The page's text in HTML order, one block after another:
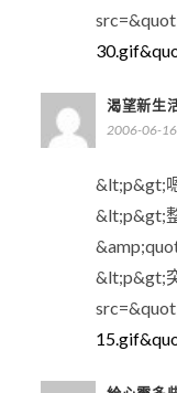
渴望新生
2006-06-
&lt;p&gt;
&lt;p&gt;
&lt;p&gt;